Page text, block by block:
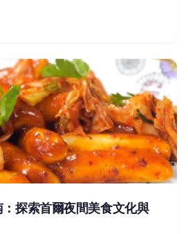
探索首爾夜間美食文化與